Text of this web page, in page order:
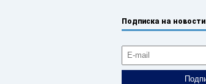
Подписка на новости